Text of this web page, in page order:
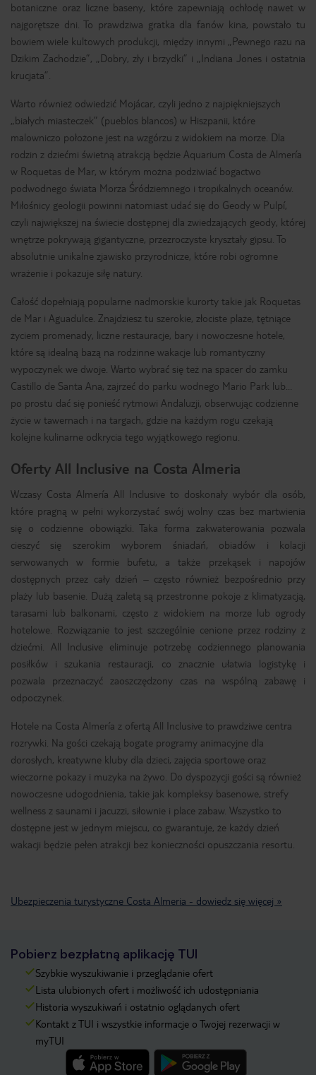
botaniczne oraz liczne baseny, które zapewniają ochłodę nawet w
najgorętsze dni. To prawdziwa gratka dla fanów kina, powstało tu
bowiem wiele kultowych produkcji, między innymi „Pewnego razu na
Dzikim Zachodzie”, „Dobry, zły i brzydki” i „Indiana Jones i ostatnia
krucjata”.
Warto również odwiedzić Mojácar, czyli jedno z najpiękniejszych
„białych miasteczek” (pueblos blancos) w Hiszpanii, które
malowniczo położone jest na wzgórzu z widokiem na morze. Dla
rodzin z dziećmi świetną atrakcją będzie Aquarium Costa de Almería
w Roquetas de Mar, w którym można podziwiać bogactwo
podwodnego świata Morza Śródziemnego i tropikalnych oceanów.
Miłośnicy geologii powinni natomiast udać się do Geody w Pulpí,
czyli największej na świecie dostępnej dla zwiedzających geody, której
wnętrze pokrywają gigantyczne, przezroczyste kryształy gipsu. To
absolutnie unikalne zjawisko przyrodnicze, które robi ogromne
wrażenie i pokazuje siłę natury.
Całość dopełniają popularne nadmorskie kurorty takie jak Roquetas
de Mar i Aguadulce. Znajdziesz tu szerokie, złociste plaże, tętniące
życiem promenady, liczne restauracje, bary i nowoczesne hotele,
które są idealną bazą na rodzinne wakacje lub romantyczny
wypoczynek we dwoje. Warto wybrać się też na spacer do zamku
Castillo de Santa Ana, zajrzeć do parku wodnego Mario Park lub…
po prostu dać się ponieść rytmowi Andaluzji, obserwując codzienne
życie w tawernach i na targach, gdzie na każdym rogu czekają
kolejne kulinarne odkrycia tego wyjątkowego regionu.
Oferty All Inclusive na Costa Almeria
Wczasy Costa Almería All Inclusive to doskonały wybór dla osób,
które pragną w pełni wykorzystać swój wolny czas bez martwienia
się o codzienne obowiązki. Taka forma zakwaterowania pozwala
cieszyć się szerokim wyborem śniadań, obiadów i kolacji
serwowanych w formie bufetu, a także przekąsek i napojów
dostępnych przez cały dzień – często również bezpośrednio przy
plaży lub basenie. Dużą zaletą są przestronne pokoje z klimatyzacją,
tarasami lub balkonami, często z widokiem na morze lub ogrody
hotelowe. Rozwiązanie to jest szczególnie cenione przez rodziny z
dziećmi. All Inclusive eliminuje potrzebę codziennego planowania
posiłków i szukania restauracji, co znacznie ułatwia logistykę i
pozwala przeznaczyć zaoszczędzony czas na wspólną zabawę i
odpoczynek.
Hotele na Costa Almería z ofertą All Inclusive to prawdziwe centra
rozrywki. Na gości czekają bogate programy animacyjne dla
dorosłych, kreatywne kluby dla dzieci, zajęcia sportowe oraz
wieczorne pokazy i muzyka na żywo. Do dyspozycji gości są również
nowoczesne udogodnienia, takie jak kompleksy basenowe, strefy
wellness z saunami i jacuzzi, siłownie i place zabaw. Wszystko to
dostępne jest w jednym miejscu, co gwarantuje, że każdy dzień
wakacji będzie pełen atrakcji bez konieczności opuszczania resortu.
Ubezpieczenia turystyczne Costa Almeria - dowiedz się więcej »
Pobierz bezpłatną aplikację TUI
Szybkie wyszukiwanie i przeglądanie ofert
Lista ulubionych ofert i możliwość ich udostępniania
Historia wyszukiwań i ostatnio oglądanych ofert
Kontakt z TUI i wszystkie informacje o Twojej rezerwacji w
myTUI